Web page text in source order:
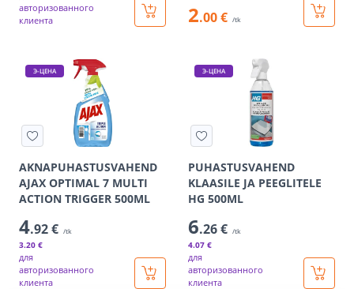
авторизованного
клиента
2.00 € /tk
Э-ЦЕНА
AKNAPUHASTUSVAHEND
AJAX OPTIMAL 7 MULTI
ACTION TRIGGER 500ML
4.92 € /tk
3.20 €
для
авторизованного
клиента
Э-ЦЕНА
PUHASTUSVAHEND
KLAASILE JA PEEGLITELE
HG 500ML
6.26 € /tk
4.07 €
для
авторизованного
клиента